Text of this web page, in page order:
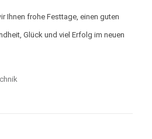
Ihnen frohe Festtage, einen guten
Glück und viel Erfolg im neuen